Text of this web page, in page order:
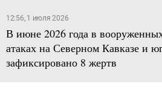
12:56, 1 июля 2026
В июне 2026 года в
атаках на Северном Кавказе и
зафиксировано 8 жертв